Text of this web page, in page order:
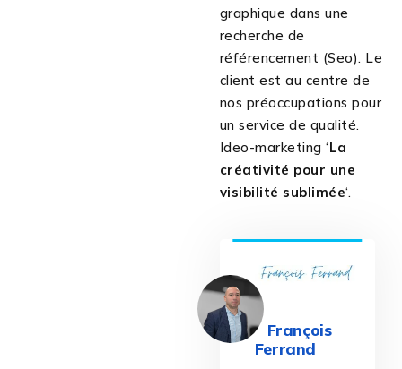
graphique dans une
recherche de
référencement (Seo). Le
client est au centre de
nos préoccupations pour
un service de qualité.
Ideo-marketing ‘La
créativité pour une
visibilité sublimée‘.
François
Ferrand